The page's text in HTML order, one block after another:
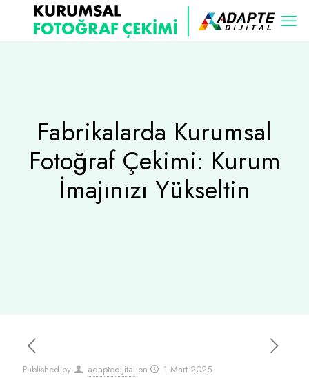
Fabrikalarda Kurumsal
Fotoğraf Çekimi: Kurum
İmajınızı Yükseltin
Published by adaptedijital on 1 Mart 2025